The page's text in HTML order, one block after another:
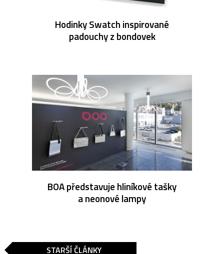
Hodinky Swatch inspirované
padouchy z bondovek
BOA představuje hliníkové tašky
a neonové lampy
STARŠÍ ČLÁNKY